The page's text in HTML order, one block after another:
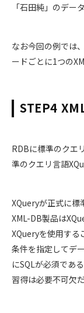
「石田純」のデー
なお今回の例では
ードごとに1つの
STEP4
RDBに標準のクエ
準のクエリ言語
XQueryが正式に標
XML-DB製品は
XQueryを使用する
条件を指定してデ
にSQLが必須であ
習得は必要不可欠